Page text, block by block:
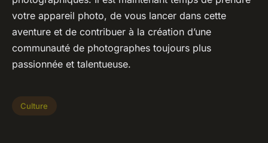
votre appareil photo, de vous lancer dans cette
aventure et de contribuer à la création d’une
communauté de photographes toujours plus
passionnée et talentueuse.
Culture